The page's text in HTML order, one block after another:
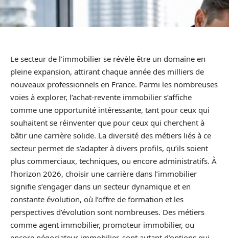
Le secteur de l’immobilier se révèle être un domaine en
pleine expansion, attirant chaque année des milliers de
nouveaux professionnels en France. Parmi les nombreuses
voies à explorer, l’achat-revente immobilier s’affiche
comme une opportunité intéressante, tant pour ceux qui
souhaitent se réinventer que pour ceux qui cherchent à
bâtir une carrière solide. La diversité des métiers liés à ce
secteur permet de s’adapter à divers profils, qu’ils soient
plus commerciaux, techniques, ou encore administratifs. À
l’horizon 2026, choisir une carrière dans l’immobilier
signifie s’engager dans un secteur dynamique et en
constante évolution, où l’offre de formation et les
perspectives d’évolution sont nombreuses. Des métiers
comme agent immobilier, promoteur immobilier, ou